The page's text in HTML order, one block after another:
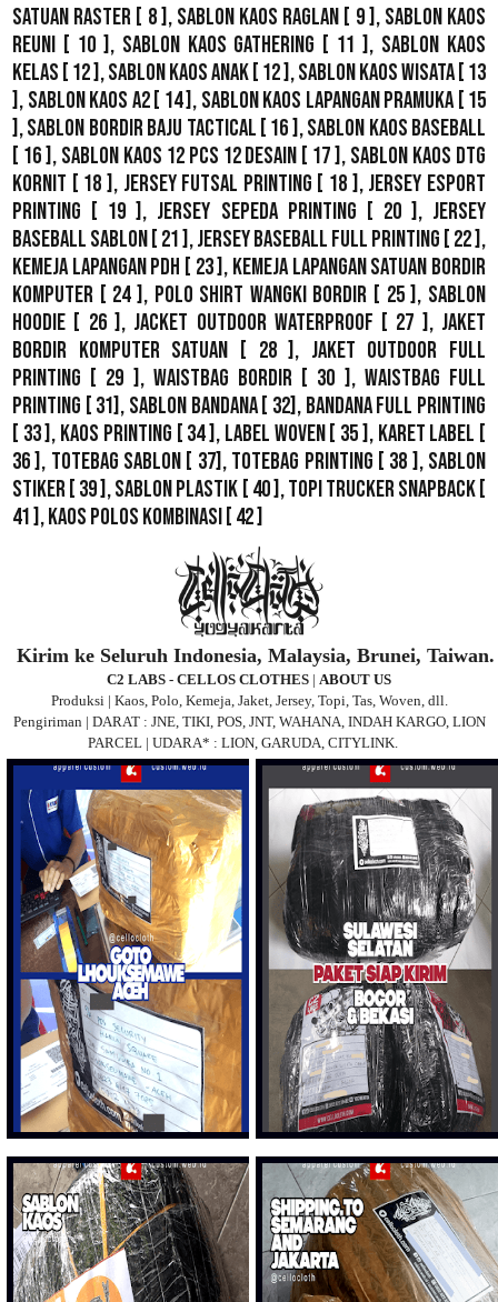
Satuan Raster [ 8 ], Sablon Kaos Raglan [ 9 ], Sablon Kaos
Reuni [ 10 ], Sablon Kaos Gathering [ 11 ], Sablon Kaos
Kelas [ 12 ],Sablon Kaos Anak [ 12 ],Sablon Kaos Wisata [ 13
], Sablon Kaos A2[ 14 ], Sablon Kaos Lapangan Pramuka [ 15
],Sablon Bordir Baju Tactical [ 16 ],Sablon Kaos Baseball
[ 16 ], Sablon Kaos 12 Pcs 12 Desain [ 17 ], Sablon Kaos DTG
Kornit [ 18 ], Jersey Futsal Printing [ 18 ],Jersey Esport
Printing [ 19 ], Jersey Sepeda Printing [ 20 ], Jersey
Baseball Sablon [ 21 ],Jersey Baseball Full Printing [ 22 ],
Kemeja Lapangan PDH [ 23 ], Kemeja Lapangan Satuan Bordir
Komputer [ 24 ], Polo Shirt Wangki Bordir [ 25 ], Sablon
Hoodie [ 26 ],Jacket Outdoor WaterProof [ 27 ], Jaket
Bordir Komputer Satuan [ 28 ], Jaket Outdoor Full
Printing [ 29 ], Waistbag Bordir [ 30 ], Waistbag Full
Printing [ 31], Sablon Bandana[ 32], Bandana Full Printing
[ 33 ], Kaos Printing [ 34 ], Label Woven[ 35 ], Karet Label [
36 ], Totebag Sablon [ 37], Totebag Printing [ 38 ], Sablon
Stiker [ 39 ],Sablon Plastik [ 40 ],Topi Trucker Snapback[
41 ],Kaos Polos Kombinasi [ 42 ]
Kirim ke Seluruh Indonesia, Malaysia, Brunei, Taiwan.
C2 LABS - CELLOS CLOTHES | ABOUT US
Produksi | Kaos, Polo, Kemeja, Jaket, Jersey, Topi, Tas, Woven, dll.
Pengiriman | DARAT : JNE, TIKI, POS, JNT, WAHANA, INDAH KARGO, LION
PARCEL | UDARA* : LION, GARUDA, CITYLINK.